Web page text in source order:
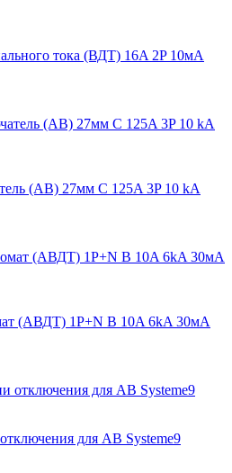
тока (ВДТ) 16A 2P 10мА
(АВ) 27мм C 125A 3P 10 kA
(АВДТ) 1P+N B 10A 6kA 30мА
для АВ Systeme9